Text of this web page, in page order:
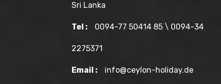
Sri Lanka
Tel : 0094-77 50414 85 \ 0094-34
2275371
Email : info@ceylon-holiday.de